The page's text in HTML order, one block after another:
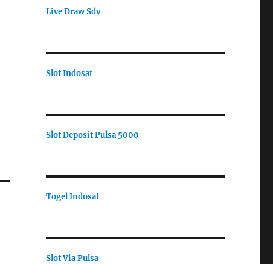
Live Draw Sdy
Slot Indosat
Slot Deposit Pulsa 5000
Togel Indosat
Slot Via Pulsa